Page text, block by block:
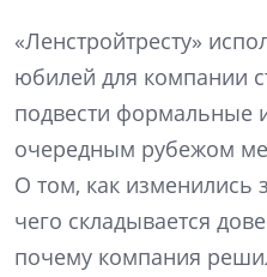
«Ленстройтресту»
юбилей для компании
подвести формальные
очередным рубежом
О том, как изменились
чего складывается
почему компания